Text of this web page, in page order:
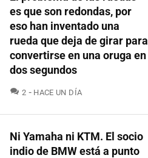
es que son redondas, por
eso han inventado una
rueda que deja de girar para
convertirse en una oruga en
dos segundos
2 COMENTARIOS
HACE UN DÍA
Ni Yamaha ni KTM. El socio
indio de BMW está a punto